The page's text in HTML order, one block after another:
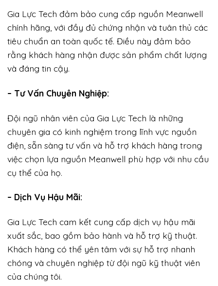
Gia Lực Tech đảm bảo cung cấp nguồn Meanwell
chính hãng, với đầy đủ chứng nhận và tuân thủ các
tiêu chuẩn an toàn quốc tế. Điều này đảm bảo
rằng khách hàng nhận được sản phẩm chất lượng
và đáng tin cậy.
– Tư Vấn Chuyên Nghiệp:
Đội ngũ nhân viên của Gia Lực Tech là những
chuyên gia có kinh nghiệm trong lĩnh vực nguồn
điện, sẵn sàng tư vấn và hỗ trợ khách hàng trong
việc chọn lựa nguồn Meanwell phù hợp với nhu cầu
cụ thể của họ.
– Dịch Vụ Hậu Mãi:
Gia Lực Tech cam kết cung cấp dịch vụ hậu mãi
xuất sắc, bao gồm bảo hành và hỗ trợ kỹ thuật.
Khách hàng có thể yên tâm với sự hỗ trợ nhanh
chóng và chuyên nghiệp từ đội ngũ kỹ thuật viên
của chúng tôi.